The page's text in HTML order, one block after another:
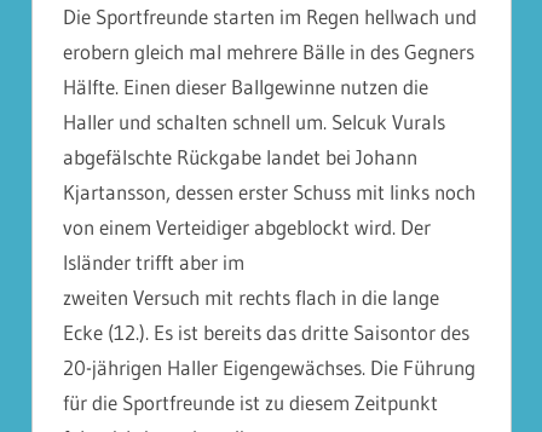
Die Sportfreunde starten im Regen hellwach und
erobern gleich mal mehrere Bälle in des Gegners
Hälfte. Einen dieser Ballgewinne nutzen die
Haller und schalten schnell um. Selcuk Vurals
abgefälschte Rückgabe landet bei Johann
Kjartansson, dessen erster Schuss mit links noch
von einem Verteidiger abgeblockt wird. Der
Isländer trifft aber im
zweiten Versuch mit rechts flach in die lange
Ecke (12.). Es ist bereits das dritte Saisontor des
20-jährigen Haller Eigengewächses. Die Führung
für die Sportfreunde ist zu diesem Zeitpunkt